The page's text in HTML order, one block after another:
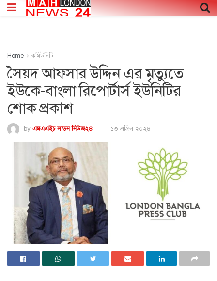
Home কমিউনিটি
সৈয়দ আফসার উদ্দিন এর মৃত্যুতে
ইউকে-বাংলা রিপোর্টার্স ইউনিটির
শোক প্রকাশ
by এমএএইচ লন্ডন নিউজ২৪ ১৩ এপ্রিল ২০২৪